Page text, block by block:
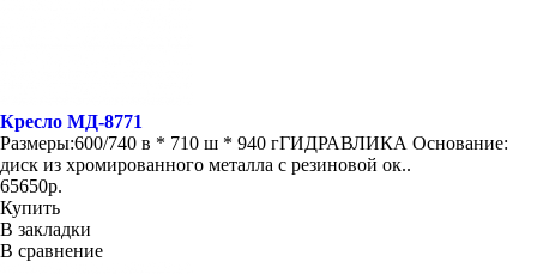
Кресло МД-8771
Размеры:600/740 в * 710 ш * 940 гГИДРАВЛИКА Основание:
диск из хромированного металла с резиновой ок..
65650р.
Купить
В закладки
В сравнение